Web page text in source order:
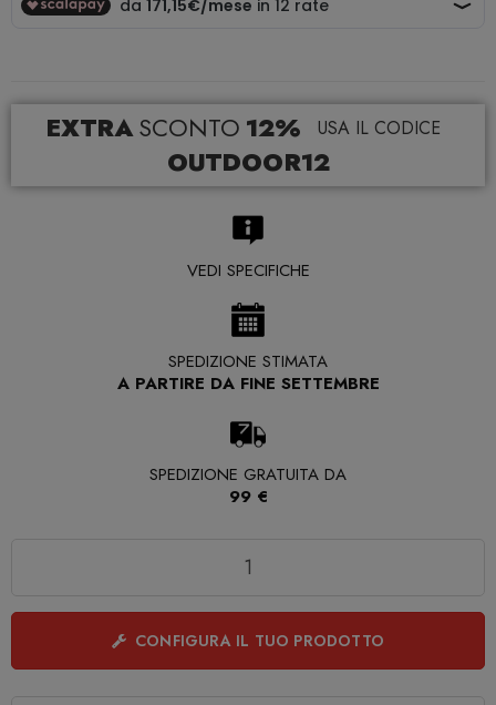
EXTRA SCONTO 12% USA IL CODICE
OUTDOOR12
VEDI SPECIFICHE
SPEDIZIONE STIMATA
A PARTIRE DA FINE SETTEMBRE
SPEDIZIONE GRATUITA DA
99 €
CONFIGURA IL TUO PRODOTTO